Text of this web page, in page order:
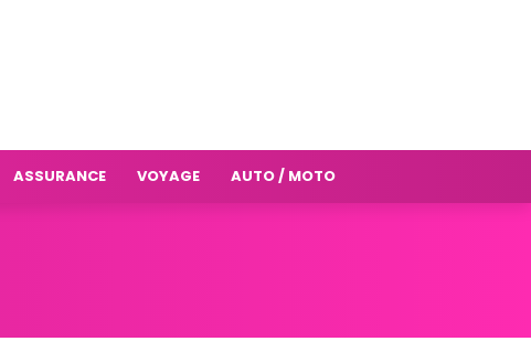
ASSURANCE VOYAGE AUTO / MOTO